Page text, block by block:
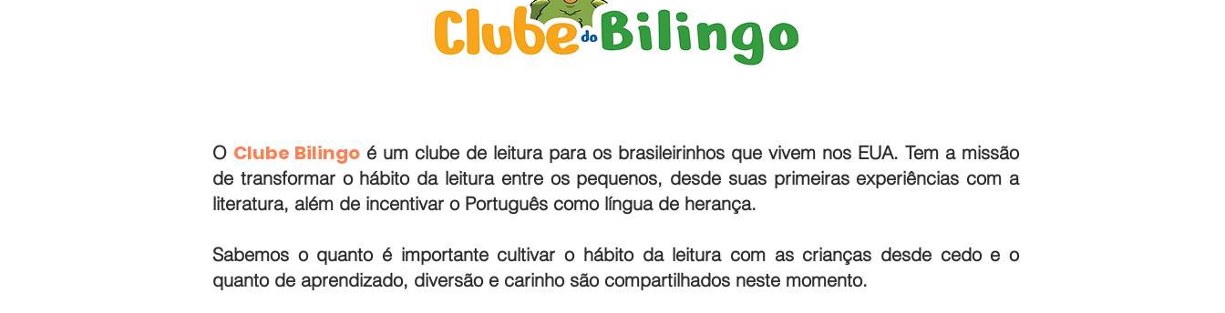
O Clube Bilingo é um clube de leitura para os brasileirinhos que vivem nos EUA. Tem a missão
de transformar o hábito da leitura entre os pequenos, desde suas primeiras experiências com a
literatura, além de incentivar o Português como língua de herança.
Sabemos o quanto é importante cultivar o hábito da leitura com as crianças desde cedo e o
quanto de aprendizado, diversão e carinho são compartilhados neste momento.